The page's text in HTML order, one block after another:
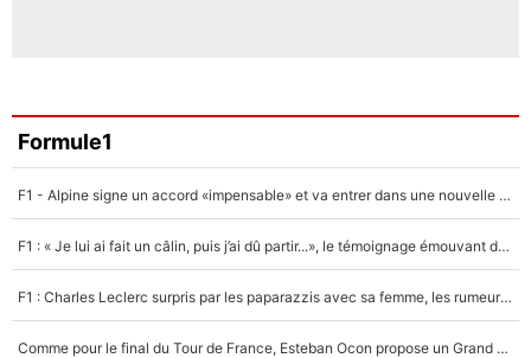
Formule1
F1 - Alpine signe un accord «impensable» et va entrer dans une nouvelle dimension : Grande nouvelle pour Pierre Gasly !
F1 : « Je lui ai fait un câlin, puis j’ai dû partir...», le témoignage émouvant de Max Verstappen sur sa fille
F1 : Charles Leclerc surpris par les paparazzis avec sa femme, les rumeurs étaient vraies !
Comme pour le final du Tour de France, Esteban Ocon propose un Grand Prix de Formule 1 à Paris : «Autour de l’Arc de Triomphe, ce serait génial» !